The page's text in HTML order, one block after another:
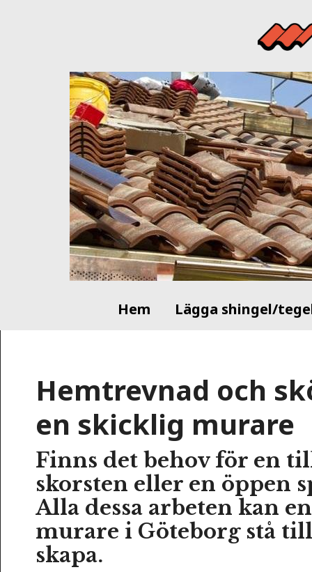
Hem Lägga shingel/
Hemtrevnad och
en skicklig murare
Finns det behov för en
skorsten eller en öppen
Alla dessa arbeten kan
murare i Göteborg stå
skapa.